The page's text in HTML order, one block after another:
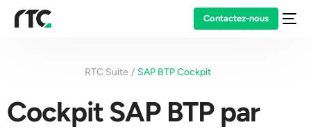
Contactez-nous
RTC Suite SAP BTP Cockpit
Cockpit SAP BTP par